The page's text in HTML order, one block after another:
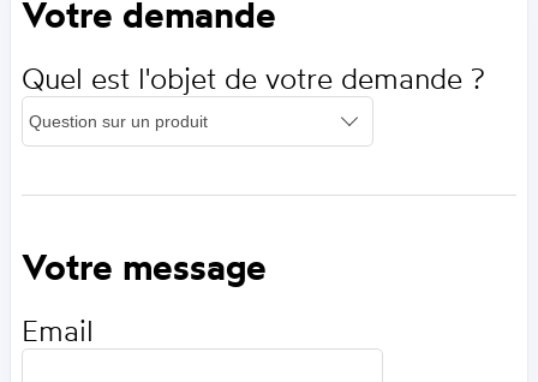
Votre demande
Quel est l'objet de votre demande ?
Votre message
Email